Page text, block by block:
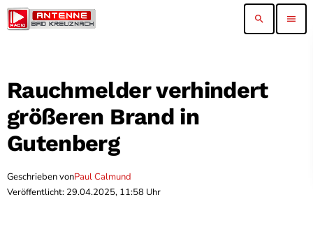
search menu
Rauchmelder verhindert
größeren Brand in
Gutenberg
Geschrieben vonPaul Calmund
Veröffentlicht: 29.04.2025, 11:58 Uhr